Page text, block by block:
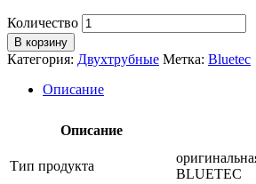
Количество
В корзину
Категория: Двухтрубные Метка: Bluetec
Описание
Описание
Тип продукта
BLUETEC